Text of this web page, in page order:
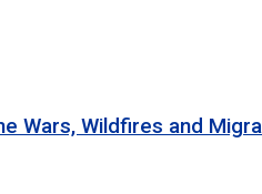
Wars, Wildfires and